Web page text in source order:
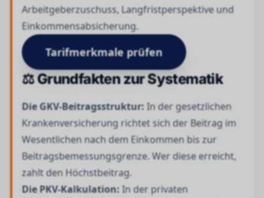
Arbeitgeberzuschuss, Langfristperspektive und
Einkommensabsicherung.
Tarifmerkmale prüfen
⚖️ Grundfakten zur Systematik
Die GKV-Beitragsstruktur: In der gesetzlichen
Krankenversicherung richtet sich der Beitrag im
Wesentlichen nach dem Einkommen bis zur
Beitragsbemessungsgrenze. Wer diese erreicht,
zahlt den Höchstbeitrag.
Die PKV-Kalkulation: In der privaten